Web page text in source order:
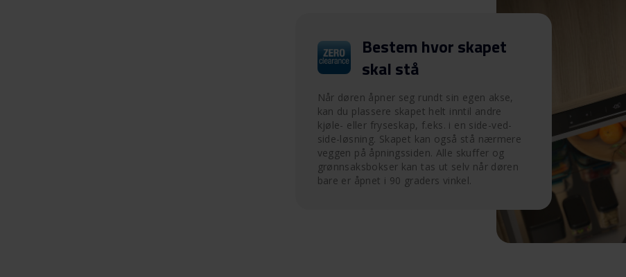
Bestem hvor skapet
skal stå
Når døren åpner seg rundt sin egen akse,
kan du plassere skapet helt inntil andre
kjøle- eller fryseskap, f.eks. i en side-ved-
side-løsning. Skapet kan også stå nærmere
veggen på åpningssiden. Alle skuffer og
grønnsaksbokser kan tas ut selv når døren
bare er åpnet i 90 graders vinkel.